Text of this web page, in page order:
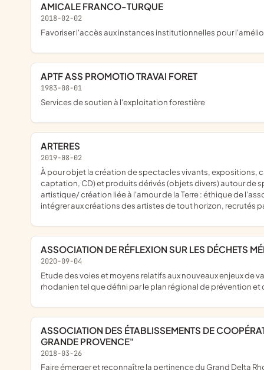
AMICALE FRANCO-TURQUE
2018-02-02
favoriser l'accès aux instances institutionnelles pour
APTF ASS PROMOTIO TRAVAI FORET
1983-08-01
Services de soutien à l'exploitation forestière
ARTERES
2019-08-02
à pour objet la création de spectacles vivants, expositions, catalogues, ouvrages, événements, rencontres et productions graphiques, photographiques, audio et audio-visuelle (vidéo, film, documentaire,
captation, CD) et produits dérivés (objets divers) autour de
artistique/ création liée à l'amour de la Terre : éthique de
intégrer aux créations des artistes de tout horizon, recrutés
ASSOCIATION DE RÉFLEXION SUR LES DÉCHETS
2020-09-04
etude des voies et moyens relatifs aux nouveaux enjeux de valorisation et de traitement des déchets ménagers et assimilés du Vaucluse et ses environs, à savoir les collectivités incluses dans le bassin de vie
rhodanien tel que défini par le plan régional de prévention
ASSOCIATION DES ÉTABLISSEMENTS DE COOPÉRATION INTERCOMMUNALE POUR L'INCUBATION DES PROJETS DE COOPÉRATION DU DELTA RHODANIEN DITE "ASSOCIATION DE
GRANDE PROVENCE"
2018-03-26
faire émerger et reconnaître la pertinence du Grand Delta Rhodanien, espace charnière interrégional, afin de répondre aux enjeux communs d'aménagement, de développement, de rayonnement et